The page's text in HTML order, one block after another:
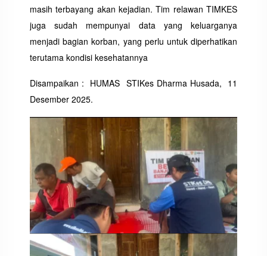
masih terbayang akan kejadian. Tim relawan TIMKES
juga sudah mempunyai data yang keluarganya
menjadi bagian korban, yang perlu untuk diperhatikan
terutama kondisi kesehatannya
Disampaikan : HUMAS STIKes Dharma Husada, 11
Desember 2025.